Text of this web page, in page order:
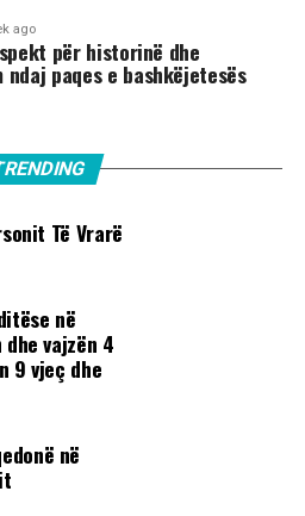
ago
për historinë dhe
ndaj paqes e bashkëjetesës
Të Vrarë
në
vajzën 4
9 vjeç dhe
në